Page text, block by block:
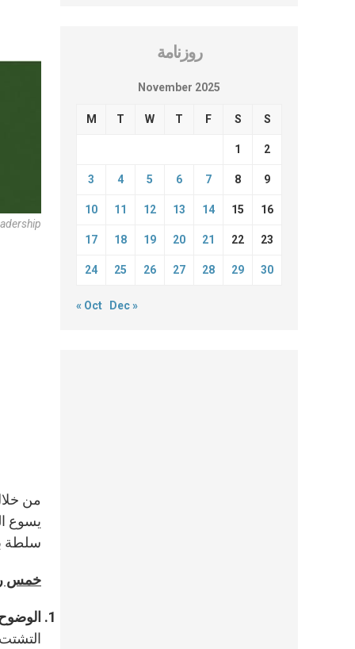
من
يسوع
سلطة
خمس
روزنامة
November 2025
M T W T F S S
1 2
3 4 5 6 7 8 9
10 11 12 13 14 15 16
17 18 19 20 21 22 23
24 25 26 27 28 29 30
« Oct Dec »